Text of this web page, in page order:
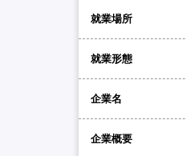
就業場所
就業形態
企業名
企業概要